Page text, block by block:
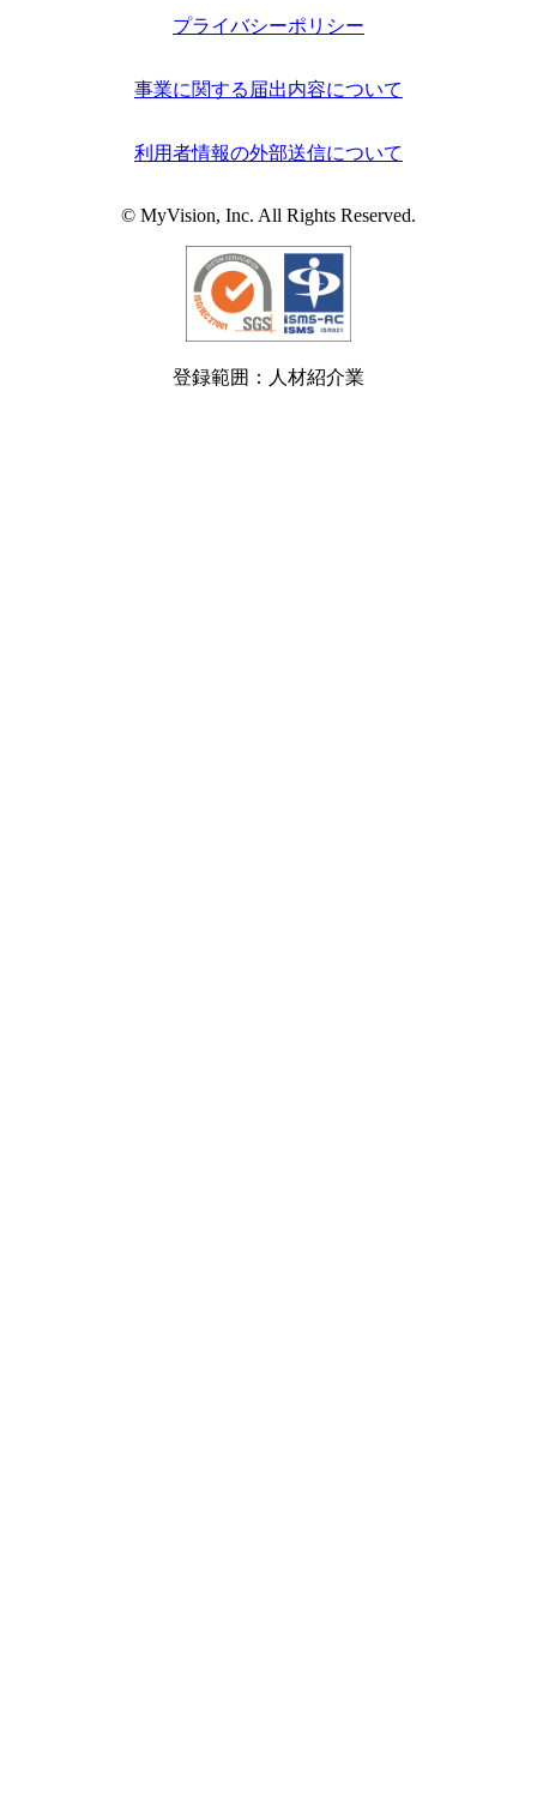
プライバシーポリシー
事業に関する届出内容について
利用者情報の外部送信について
© MyVision, Inc. All Rights Reserved.
登録範囲：人材紹介業